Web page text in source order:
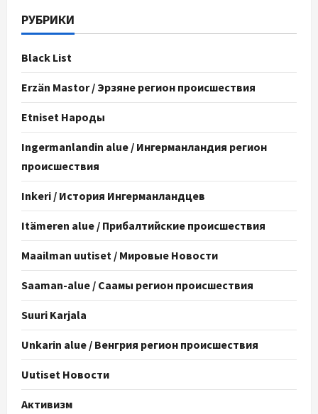
РУБРИКИ
Black List
Erzän Mastor / Эрзяне регион происшествия
Etniset Народы
Ingermanlandin alue / Ингерманландия регион
происшествия
Inkeri / История Ингерманландцев
Itämeren alue / Прибалтийские происшествия
Maailman uutiset / Мировые Новости
Saaman-alue / Саамы регион происшествия
Suuri Karjala
Unkarin alue / Венгрия регион происшествия
Uutiset Новости
Активизм